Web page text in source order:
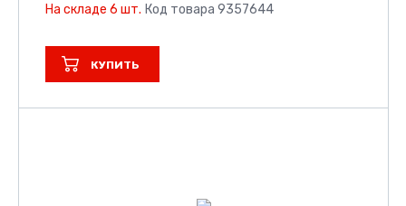
На складе 6 шт. Код товара 9357644
КУПИТЬ